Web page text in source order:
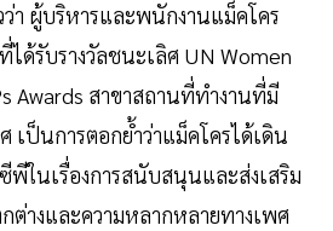
ว่า ผู้บริหารและพนักงานแม็คโคร
ได้รับรางวัลชนะเลิศ UN Women
Awards สาขาสถานที่ทำงานที่มี
เป็นการตอกย้ำว่าแม็คโครได้เดิน
พีในเรื่องการสนับสนุนและส่งเสริม
ต่างและความหลากหลายทางเพศ